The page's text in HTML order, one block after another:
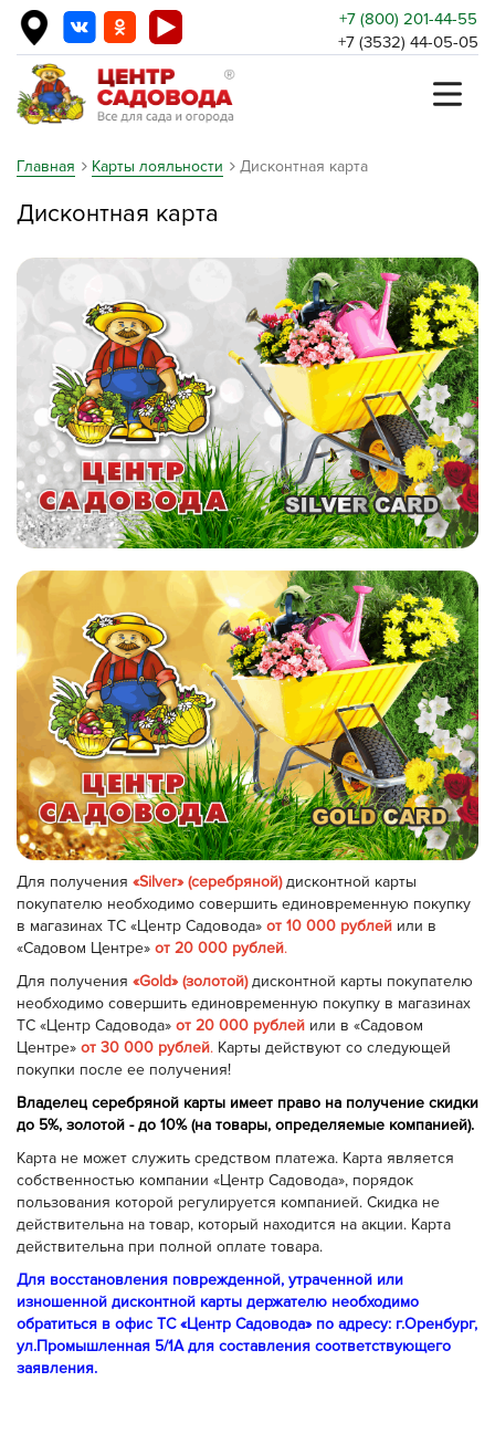
+7 (800) 201-44-55
+7 (3532) 44-05-05
Главная Карты лояльности Дисконтная карта
Дисконтная карта
Для получения «Silver» (серебряной)дисконтной карты
покупателю необходимо совершить единовременную покупку
в магазинах ТС «Центр Садовода» от 10 000 рублей или в
«Садовом Центре» от 20 000 рублей.
Для получения «Gold» (золотой)дисконтной карты покупателю
необходимо совершить единовременную покупку в магазинах
ТС «Центр Садовода» от 20 000 рублей или в «Садовом
Центре» от 30 000 рублей. Карты действуют со следующей
покупки после ее получения!
Владелец серебряной карты имеет право на получение скидки
до 5%, золотой - до 10% (на товары, определяемые компанией).
Карта не может служить средством платежа. Карта является
собственностью компании «Центр Садовода», порядок
пользования которой регулируется компанией. Скидка не
действительна на товар, который находится на акции. Карта
действительна при полной оплате товара.
Для восстановления поврежденной, утраченной или
изношенной дисконтной карты держателю необходимо
обратиться в офис ТС «Центр Садовода» по адресу: г.Оренбург,
ул.Промышленная 5/1А для составления соответствующего
заявления.